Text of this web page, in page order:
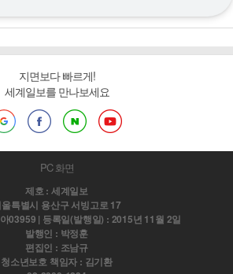
지면보다 빠르게!
세계일보를 만나보세요
PC 화면
제호 : 세계일보
특별시 용산구 서빙고로 17
03959 | 등록일(발행일) : 2015년 11월 2일
발행인 : 박정훈
편집인 : 조남규
청소년보호 책임자 : 김기환